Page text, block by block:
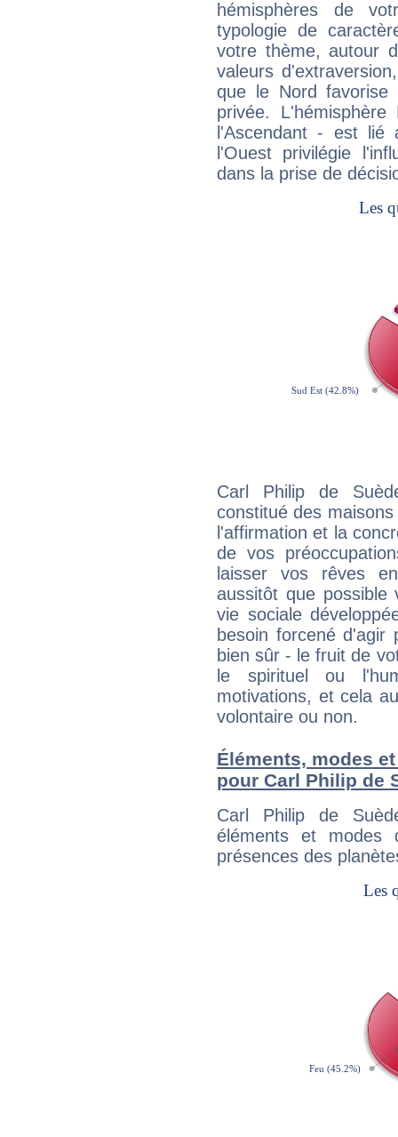
hémisphères de
typologie de
votre thème, autour
valeurs
que le Nord favorise
privée.
l'Ascendant - est
l'Ouest privilégie
dans la prise de
Carl Philip de
constitué des
l'affirmation et la
de vos
laisser vos rêves
aussitôt que
vie sociale
besoin forcené
bien sûr - le fruit de
le spirituel ou
motivations, et cela
volontaire ou non.
Éléments, modes
pour Carl Philip de
Carl Philip de
éléments et modes
présences des